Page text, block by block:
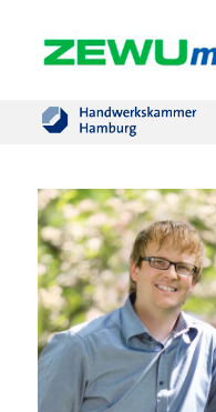
Zwei lächelnde
an einen Ast